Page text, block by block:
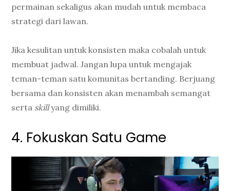
permainan sekaligus akan mudah untuk membaca
strategi dari lawan.
Jika kesulitan untuk konsisten maka cobalah untuk
membuat jadwal. Jangan lupa untuk mengajak
teman-teman satu komunitas bertanding. Berjuang
bersama dan konsisten akan menambah semangat
serta skillyang dimiliki.
4. Fokuskan Satu Game